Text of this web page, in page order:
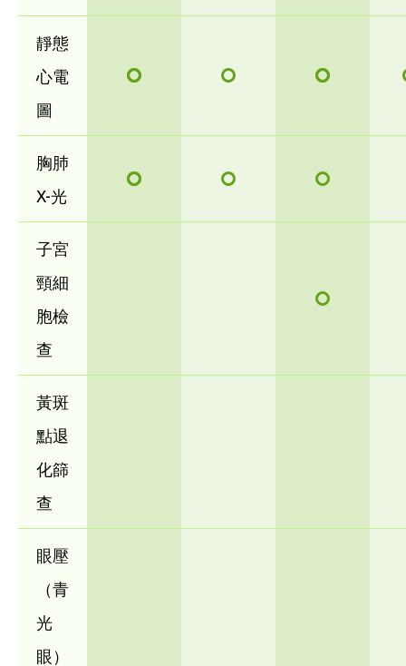
靜態
心電
圖
胸肺
X-光
子宮
頸細
胞檢
查
黃斑
點退
化篩
查
眼壓
（青
光
眼）